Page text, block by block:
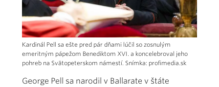
Kardinál Pell sa ešte pred pár dňami lúčil so zosnulým
emeritným pápežom Benediktom XVI. a koncelebroval jeho
pohreb na Svätopeterskom námestí. Snímka: profimedia.sk
George Pell sa narodil v Ballarate v štáte